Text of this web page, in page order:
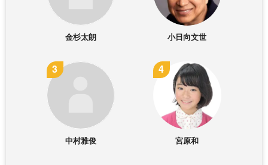
金杉太朗 小日向文世
中村雅俊 宮原和